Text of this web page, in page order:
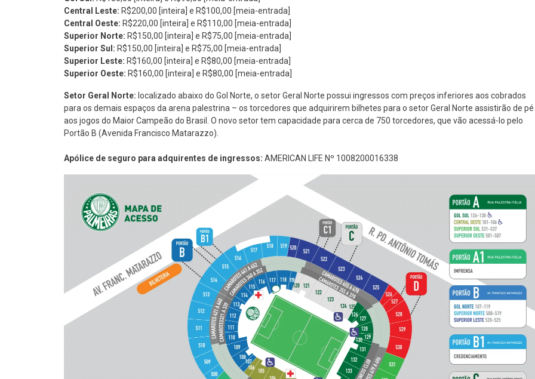
Central Leste: R$200,00 [inteira] e R$100,00 [meia-entrada]
Central Oeste: R$220,00 [inteira] e R$110,00 [meia-entrada]
Superior Norte: R$150,00 [inteira] e R$75,00 [meia-entrada]
Superior Sul: R$150,00 [inteira] e R$75,00 [meia-entrada]
Superior Leste: R$160,00 [inteira] e R$80,00 [meia-entrada]
Superior Oeste: R$160,00 [inteira] e R$80,00 [meia-entrada]
Setor Geral Norte: localizado abaixo do Gol Norte, o setor Geral Norte possui ingressos com preços inferiores aos cobrados
para os demais espaços da arena palestrina – os torcedores que adquirirem bilhetes para o setor Geral Norte assistirão de pé
aos jogos do Maior Campeão do Brasil. O novo setor tem capacidade para cerca de 750 torcedores, que vão acessá-lo pelo
Portão B (Avenida Francisco Matarazzo).
Apólice de seguro para adquirentes de ingressos: AMERICAN LIFE Nº 1008200016338